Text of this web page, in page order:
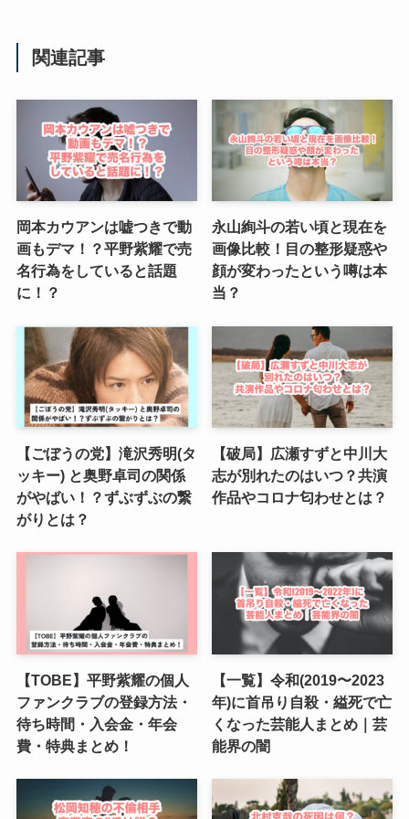
関連記事
岡本カウアンは嘘つきで動
画もデマ！？平野紫耀で売
名行為をしていると話題
に！？
永山絢斗の若い頃と現在を
画像比較！目の整形疑惑や
顔が変わったという噂は本
当？
【ごぼうの党】滝沢秀明(タ
ッキー) と奥野卓司の関係
がやばい！？ずぶずぶの繋
がりとは？
【破局】広瀬すずと中川大
志が別れたのはいつ？共演
作品やコロナ匂わせとは？
【TOBE】平野紫耀の個人
ファンクラブの登録方法・
待ち時間・入会金・年会
費・特典まとめ！
【一覧】令和(2019〜2023
年)に首吊り自殺・縊死で亡
くなった芸能人まとめ｜芸
能界の闇